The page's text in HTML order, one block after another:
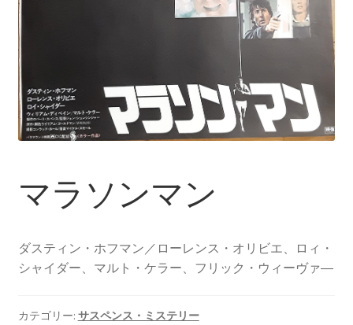
マラソンマン
ダスティン・ホフマン／ローレンス・オリビエ、ロィ・
シャイダー、マルト・ケラー、フリック・ウィーヴァ―
カテゴリー: サスペンス・ミステリー